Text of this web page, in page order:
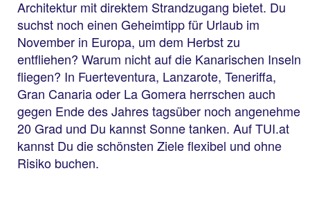
Architektur mit direktem Strandzugang bietet. Du
suchst noch einen Geheimtipp für Urlaub im
November in Europa, um dem Herbst zu
entfliehen? Warum nicht auf die Kanarischen Inseln
fliegen? In Fuerteventura, Lanzarote, Teneriffa,
Gran Canaria oder La Gomera herrschen auch
gegen Ende des Jahres tagsüber noch angenehme
20 Grad und Du kannst Sonne tanken. Auf TUI.at
kannst Du die schönsten Ziele flexibel und ohne
Risiko buchen.